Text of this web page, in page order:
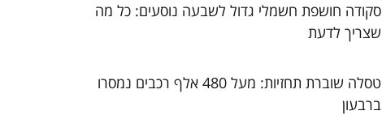
סקודה חושפת חשמלי גדול לשבעה נוסעים: כל מה
שצריך לדעת
טסלה שוברת תחזיות: מעל 480 אלף רכבים נמסרו
ברבעון